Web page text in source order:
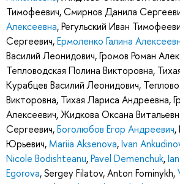
Тимофеевич,Смирнов Данила
Алексеевна,Регульский Иван
Сергеевич,Ермоленко Галина
Василий Леонидович,Громов Роман
Тепловодская Полина Викторовна,
Курабцев Василий Леонидович,
Викторовна, Тихая Лариса Андреевна,
Алексеевич,Жидкова Оксана
Сергеевич,Боголюбов Егор Андреевич,
Юрьевич, Mariia Aksenova,Ivan
Nicole Bodishteanu,Pavel Demenchuk,
Egorova,Sergey Filatov,Anton Fominykh,